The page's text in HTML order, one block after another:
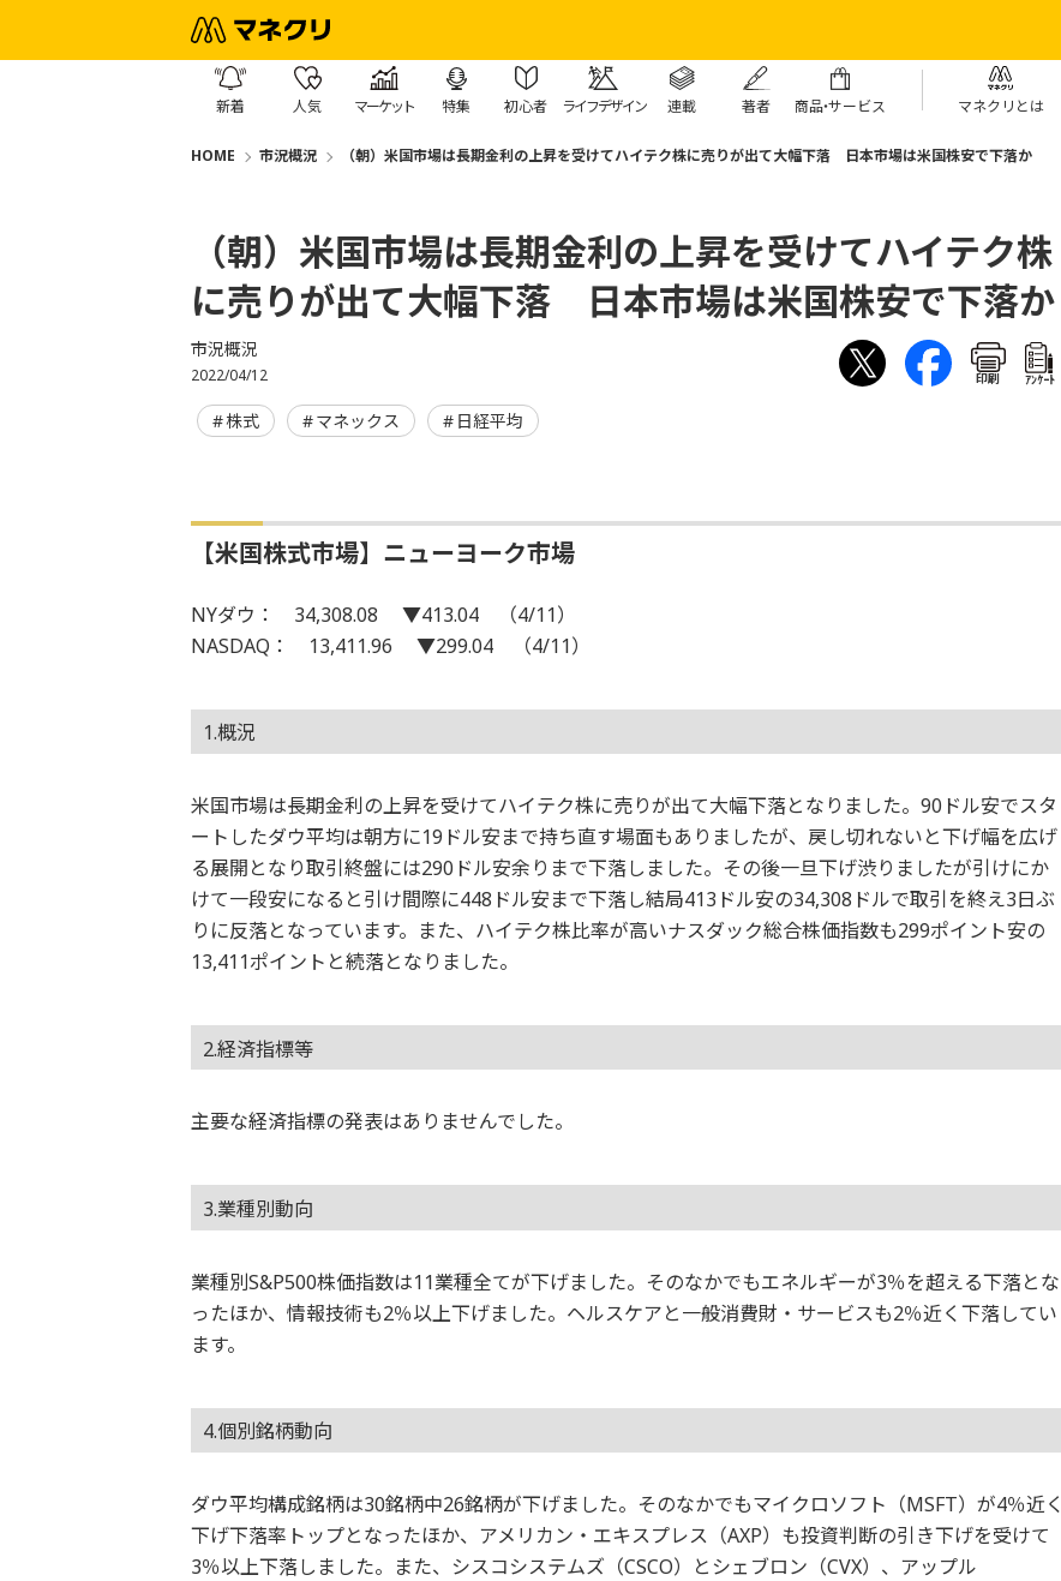
新着 人気 マーケット 特集 初心者 ライフデザイン 連載 著者 商品・サービス マネクリとは
HOME 市況概況 （朝）米国市場は長期金利の上昇を受けてハイテク株に売りが出て大幅下落 日本市場は米国株安で下落か
（朝）米国市場は長期金利の上昇を受けてハイテク株
に売りが出て大幅下落 日本市場は米国株安で下落か
市況概況
2022/04/12 印刷 ｱﾝｹｰﾄ
株式 マネックス 日経平均
【米国株式市場】ニューヨーク市場
NYダウ： 34,308.08 ▼413.04 （4/11）
NASDAQ： 13,411.96 ▼299.04 （4/11）
1.概況
米国市場は長期金利の上昇を受けてハイテク株に売りが出て大幅下落となりました。90ドル安でスタ
ートしたダウ平均は朝方に19ドル安まで持ち直す場面もありましたが、戻し切れないと下げ幅を広げ
る展開となり取引終盤には290ドル安余りまで下落しました。その後一旦下げ渋りましたが引けにか
けて一段安になると引け間際に448ドル安まで下落し結局413ドル安の34,308ドルで取引を終え3日ぶ
りに反落となっています。また、ハイテク株比率が高いナスダック総合株価指数も299ポイント安の
13,411ポイントと続落となりました。
2.経済指標等
主要な経済指標の発表はありませんでした。
3.業種別動向
業種別S&P500株価指数は11業種全てが下げました。そのなかでもエネルギーが3％を超える下落とな
ったほか、情報技術も2％以上下げました。ヘルスケアと一般消費財・サービスも2％近く下落してい
ます。
4.個別銘柄動向
ダウ平均構成銘柄は30銘柄中26銘柄が下げました。そのなかでもマイクロソフト（MSFT）が4％近く
下げ下落率トップとなったほか、アメリカン・エキスプレス（AXP）も投資判断の引き下げを受けて
3％以上下落しました。また、シスコシステムズ（CSCO）とシェブロン（CVX）、アップル